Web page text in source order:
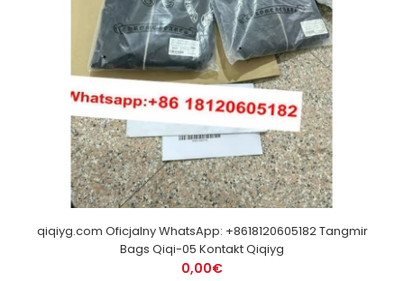
qiqiyg.com Oficjalny WhatsApp: +8618120605182 Tangmir
Bags Qiqi-05 Kontakt Qiqiyg
0,00€